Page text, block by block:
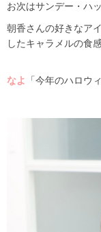
お次はサンデー・ハ
朝香さんの好きなア
したキャラメルの食
なよ 「今年のハロウ